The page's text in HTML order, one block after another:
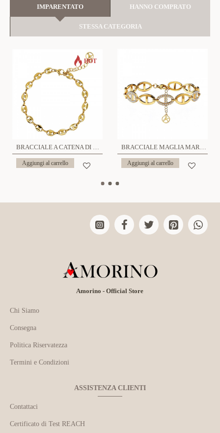
IMPARENTATO HANNO COMPRATO
STESSA CATEGORIA
HOT
BRACCIALE A CATENA DI CHICCHI DI CAFFÈ - JN22328D764
Aggiungi al carrello
BRACCIALE MAGLIA MARINA CON ZIRCONI - YC26120C906
Aggiungi al carrello
Amorino - Official Store
Chi Siamo
Consegna
Politica Riservatezza
Termini e Condizioni
ASSISTENZA CLIENTI
Contattaci
Certificato di Test REACH